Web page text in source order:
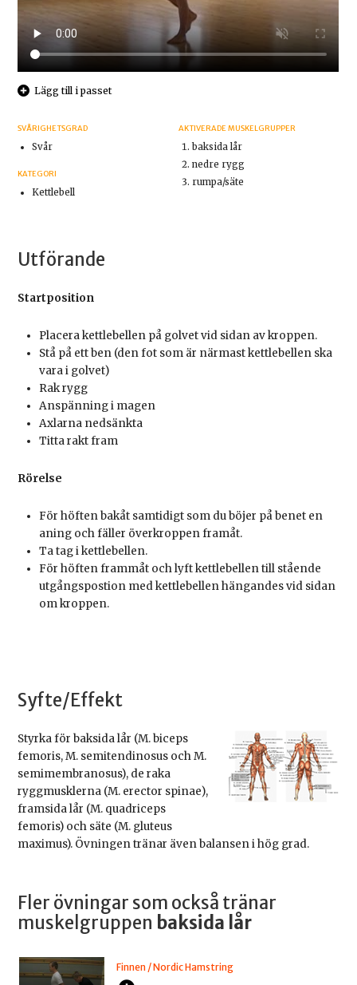
Lägg till i passet
SVÅRIGHETSGRAD
Svår
KATEGORI
Kettlebell
AKTIVERADE MUSKELGRUPPER
baksida lår
nedre rygg
rumpa/säte
Utförande
Startposition
Placera kettlebellen på golvet vid sidan av kroppen.
Stå på ett ben (den fot som är närmast kettlebellen ska
vara i golvet)
Rak rygg
Anspänning i magen
Axlarna nedsänkta
Titta rakt fram
Rörelse
För höften bakåt samtidigt som du böjer på benet en
aning och fäller överkroppen framåt.
Ta tag i kettlebellen.
För höften frammåt och lyft kettlebellen till stående
utgångspostion med kettlebellen hängandes vid sidan
om kroppen.
Syfte/Effekt
Styrka för baksida lår (M. biceps
femoris, M. semitendinosus och M.
semimembranosus), de raka
ryggmusklerna (M. erector spinae),
framsida lår (M. quadriceps
femoris) och säte (M. gluteus
maximus). Övningen tränar även balansen i hög grad.
Fler övningar som också tränar
muskelgruppen baksida lår
Finnen / Nordic Hamstring